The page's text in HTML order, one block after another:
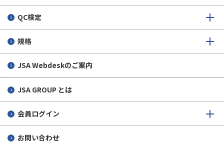
IEC/TC 3(情報構造及び要素、識別及びマーキング原則、
ドキュメンテーション及び図記号)
IEC/SC 3C(機器・装置用図記号)
IEC/SyC Smart Cities（スマートシティ）
IEC/SyC/Smart Energy（スマートエナジー）
日本鉄鋼連盟
製品安全協会
光産業技術振興協会
日本筆記具工業会
日本建設機械施工協会
日本鉄鋼連盟
製品安全協会
日本筆記具工業会
光産業技術振興協会
日本建設機械施工協会
制定された規格の公表
日本鉄鋼連盟
製品安全協会
日本筆記具工業会
光産業技術振興協会
日本建設機械施工協会
国際標準化協議会
ISO GDへの登録
QC検定
規格
JSA Webdeskのご案内
JSA GROUP とは
会員ログイン
お問い合わせ